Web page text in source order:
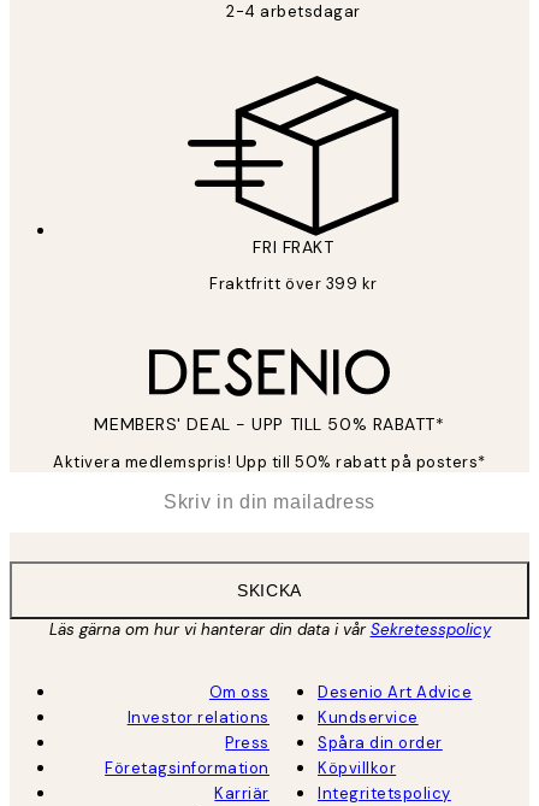
2-4 arbetsdagar
FRI FRAKT
Fraktfritt över 399 kr
MEMBERS' DEAL - UPP TILL 50% RABATT*
Aktivera medlemspris! Upp till 50% rabatt på posters*
SKICKA
Läs gärna om hur vi hanterar din data i vårSekretesspolicy
Om oss
Investor relations
Press
Företagsinformation
Karriär
Desenio Art Advice
Kundservice
Spåra din order
Köpvillkor
Integritetspolicy